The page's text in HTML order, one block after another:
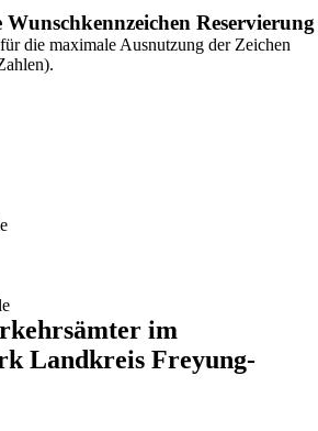
Reservierung
die maximale Ausnutzung der Zeichen
im
Landkreis Freyung-